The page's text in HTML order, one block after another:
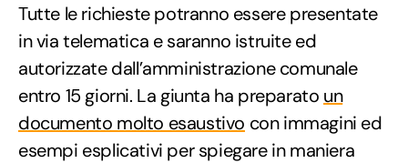
Tutte le richieste potranno essere presentate
in via telematica e saranno istruite ed
autorizzate dall’amministrazione comunale
entro 15 giorni. La giunta ha preparato un
documento molto esaustivo con immagini ed
esempi esplicativi per spiegare in maniera